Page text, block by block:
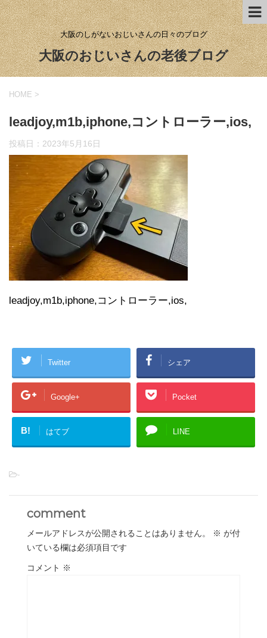
大阪のしがないおじいさんの日々のブログ
大阪のおじいさんの老後ブログ
HOME >
leadjoy,m1b,iphone,コントローラー,ios,
投稿日： 2023年5月16日
leadjoy,m1b,iphone,コントローラー,ios,
Twitter シェア
Google+ Pocket
B! はてブ LINE
-
comment
メールアドレスが公開されることはありません。 ※ が付
いている欄は必須項目です
コメント ※